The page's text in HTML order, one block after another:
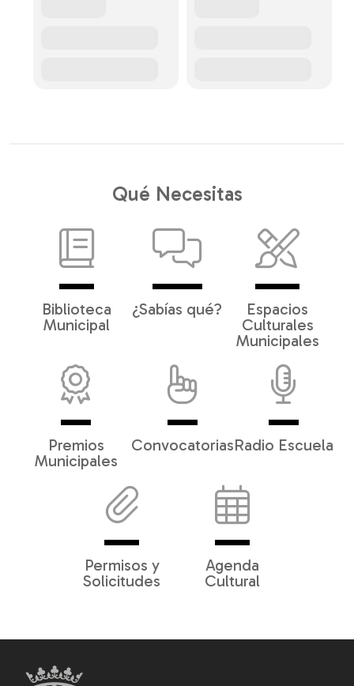
Qué Necesitas
Biblioteca
Municipal
¿Sabías qué?
Espacios
Culturales
Municipales
Premios
Municipales
ConvocatoriasRadio Escuela
Permisos y
Solicitudes
Agenda
Cultural